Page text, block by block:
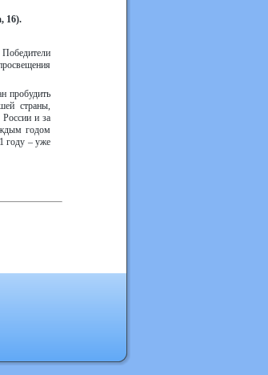
16).
пробудить
страны,
и за
годом
году – уже